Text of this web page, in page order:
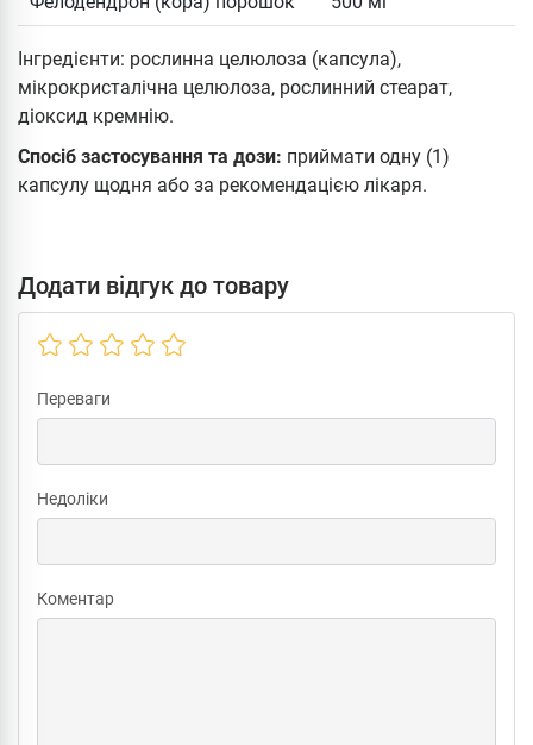
Інгредієнти: рослинна целюлоза (капсула),
мікрокристалічна целюлоза, рослинний стеарат,
діоксид кремнію.
Спосіб застосування та дози: приймати одну (1)
капсулу щодня або за рекомендацією лікаря.
Додати відгук до товару
Переваги
Недоліки
Коментар